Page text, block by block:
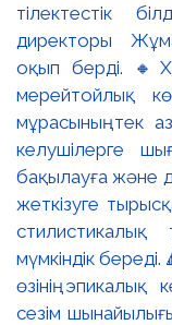
тілектестік
директоры
оқып берді.
мерейтойлық
мұрасының тек
келушілерге
бақылауға және
жеткізуге
стилистикалық
мүмкіндік
өзінің эпикалық
сезім